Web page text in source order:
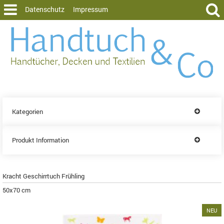
Datenschutz Impressum
Kategorien
Produkt Information
Kracht Geschirrtuch Frühling
50x70 cm
NEU